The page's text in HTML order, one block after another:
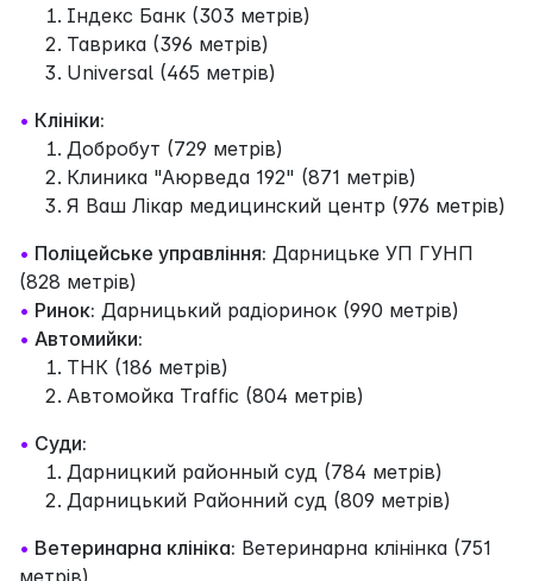
Індекс Банк (303 метрів)
Таврика (396 метрів)
Universal (465 метрів)
• Клініки:
Добробут (729 метрів)
Клиника "Аюрведа 192" (871 метрів)
Я Ваш Лікар медицинский центр (976 метрів)
• Поліцейське управління: Дарницьке УП ГУНП
(828 метрів)
• Ринок: Дарницький радіоринок (990 метрів)
• Автомийки:
ТНК (186 метрів)
Автомойка Traffic (804 метрів)
• Суди:
Дарницкий районный суд (784 метрів)
Дарницький Районний суд (809 метрів)
• Ветеринарна клініка: Ветеринарна клінінка (751
метрів)